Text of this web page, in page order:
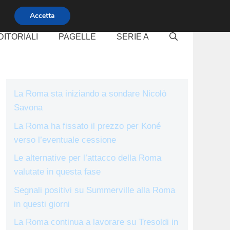
PAGELLE SERIE A
La Roma sta iniziando a sondare Nicolò
Savona
La Roma ha fissato il prezzo per Koné
verso l’eventuale cessione
Le alternative per l’attacco della Roma
valutate in questa fase
Segnali positivi su Summerville alla Roma
in questi giorni
La Roma continua a lavorare su Tresoldi in
Accetta